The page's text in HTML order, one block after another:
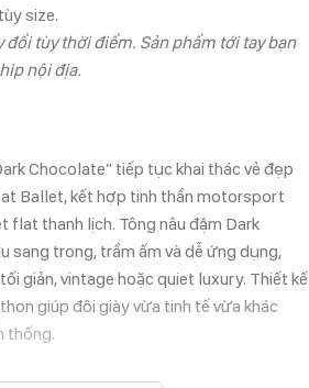
size.
đổi tùy thời điểm. Sản phẩm tới tay bạn
nội địa.
Chocolate” tiếp tục khai thác vẻ đẹp
Ballet, kết hợp tinh thần motorsport
thanh lịch. Tông nâu đậm Dark
sang trọng, trầm ấm và dễ ứng dụng,
giản, vintage hoặc quiet luxury. Thiết kế
giúp đôi giày vừa tinh tế vừa khác
thống.